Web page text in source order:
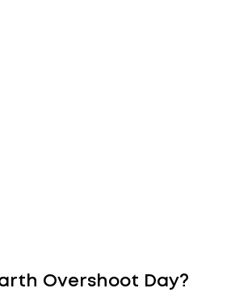
Overshoot Day?